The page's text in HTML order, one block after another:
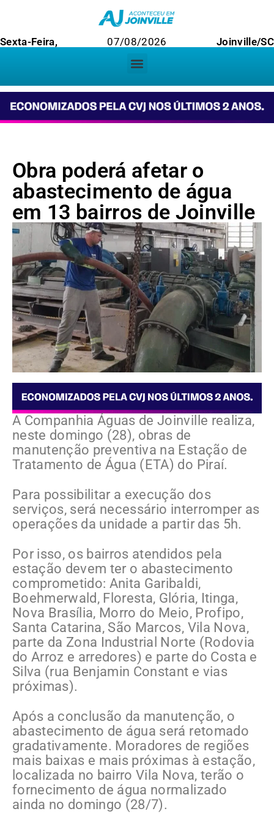
Sexta-Feira, 07/08/2026 Joinville/SC
Obra poderá afetar o
abastecimento de água
em 13 bairros de Joinville
A Companhia Águas de Joinville realiza,
neste domingo (28), obras de
manutenção preventiva na Estação de
Tratamento de Água (ETA) do Piraí.
Para possibilitar a execução dos
serviços, será necessário interromper as
operações da unidade a partir das 5h.
Por isso, os bairros atendidos pela
estação devem ter o abastecimento
comprometido: Anita Garibaldi,
Boehmerwald, Floresta, Glória, Itinga,
Nova Brasília, Morro do Meio, Profipo,
Santa Catarina, São Marcos, Vila Nova,
parte da Zona Industrial Norte (Rodovia
do Arroz e arredores) e parte do Costa e
Silva (rua Benjamin Constant e vias
próximas).
Após a conclusão da manutenção, o
abastecimento de água será retomado
gradativamente. Moradores de regiões
mais baixas e mais próximas à estação,
localizada no bairro Vila Nova, terão o
fornecimento de água normalizado
ainda no domingo (28/7).